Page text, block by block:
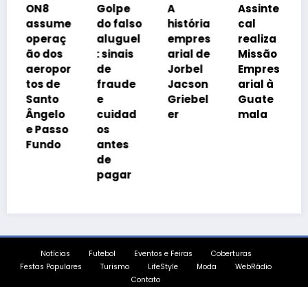
ON8
assume
operaç
ão dos
aeropor
tos de
Santo
Ângelo
e Passo
Fundo
Golpe
do falso
aluguel
: sinais
de
fraude
cuidad
os
antes
de
pagar
história
empres
arial de
Jorbel
Jacson
Griebel
er
Assinte
cal
realiza
Missão
Empres
arial à
Guate
mala
Notícias Futebol Eventos e Feiras
Coberturas
Festas Populares
Turismo LifeStyle Moda
WebRádio
Contato